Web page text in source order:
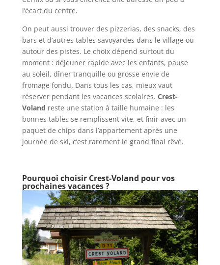
l’écart du centre.
On peut aussi trouver des pizzerias, des snacks, des
bars et d’autres tables savoyardes dans le village ou
autour des pistes. Le choix dépend surtout du
moment : déjeuner rapide avec les enfants, pause
au soleil, dîner tranquille ou grosse envie de
fromage fondu. Dans tous les cas, mieux vaut
réserver pendant les vacances scolaires. Crest-
Voland reste une station à taille humaine : les
bonnes tables se remplissent vite, et finir avec un
paquet de chips dans l’appartement après une
journée de ski, c’est rarement le grand final rêvé.
Pourquoi choisir Crest-Voland pour vos
prochaines vacances ?